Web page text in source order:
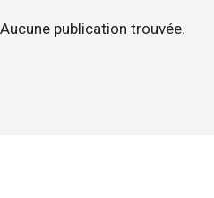
Aucune publication trouvée.